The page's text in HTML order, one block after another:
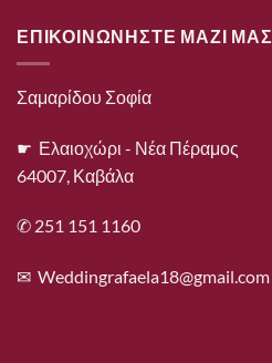
ΕΠΙΚΟΙΝΩΝΗΣΤΕ ΜΑΖΙ ΜΑΣ
Σαμαρίδου Σοφία
☛ Ελαιοχώρι - Νέα Πέραμος
64007, Καβάλα
✆ 251 151 1160
✉ Weddingrafaela18@gmail.com